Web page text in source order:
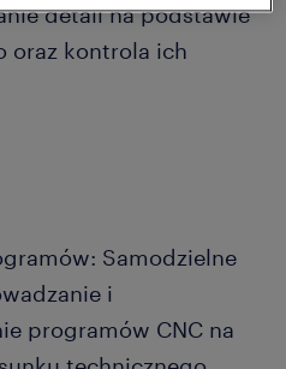
detali na podstawie
oraz kontrola ich
Samodzielne
i
programów CNC na